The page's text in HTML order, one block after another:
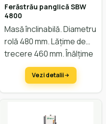
Ferăstrău panglică SBW
4800
Masă înclinabilă. Diametru
rolă 480 mm. Lățime de
trecere 460 mm. Înălțime
de trecere 300 mm.
Vezi detalii